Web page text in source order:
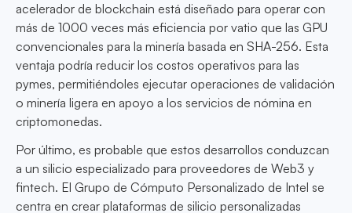
acelerador de blockchain está diseñado para operar con
más de 1000 veces más eficiencia por vatio que las GPU
convencionales para la minería basada en SHA-256. Esta
ventaja podría reducir los costos operativos para las
pymes, permitiéndoles ejecutar operaciones de validación
o minería ligera en apoyo a los servicios de nómina en
criptomonedas.
Por último, es probable que estos desarrollos conduzcan
a un silicio especializado para proveedores de Web3 y
fintech. El Grupo de Cómputo Personalizado de Intel se
centra en crear plataformas de silicio personalizadas